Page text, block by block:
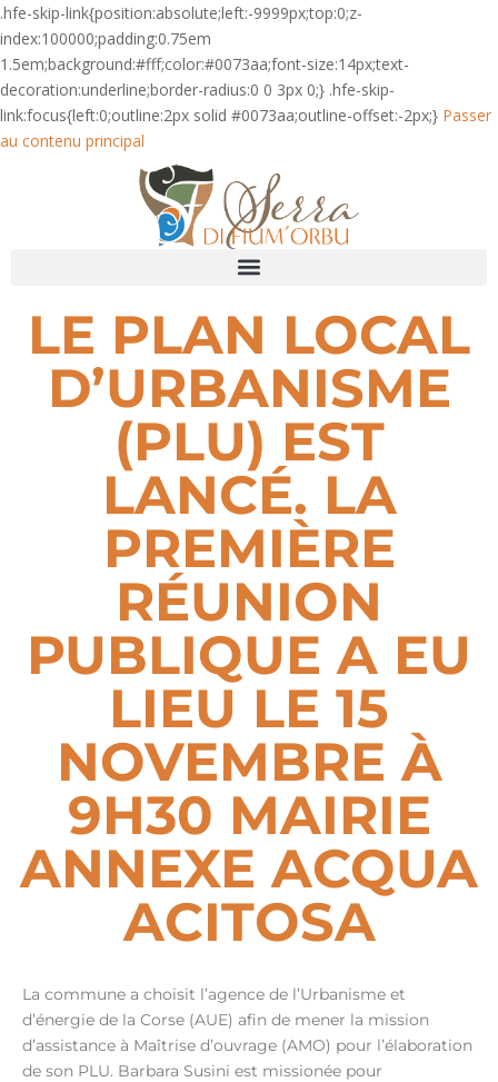
.hfe-skip-link{position:absolute;left:-9999px;top:0;z-
index:100000;padding:0.75em
1.5em;background:#fff;color:#0073aa;font-size:14px;text-
decoration:underline;border-radius:0 0 3px 0;} .hfe-skip-
link:focus{left:0;outline:2px solid #0073aa;outline-offset:-2px;} Passer
au contenu principal
LE PLAN LOCAL
D’URBANISME
(PLU) EST
LANCÉ. LA
PREMIÈRE
RÉUNION
PUBLIQUE A EU
LIEU LE 15
NOVEMBRE À
9H30 MAIRIE
ANNEXE ACQUA
ACITOSA
La commune a choisit l’agence de l’Urbanisme et
d’énergie de la Corse (AUE) afin de mener la mission
d’assistance à Maîtrise d’ouvrage (AMO) pour l’élaboration
de son PLU. Barbara Susini est missionée pour